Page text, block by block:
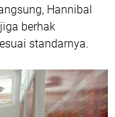
Hannibal
berhak
standarnya.